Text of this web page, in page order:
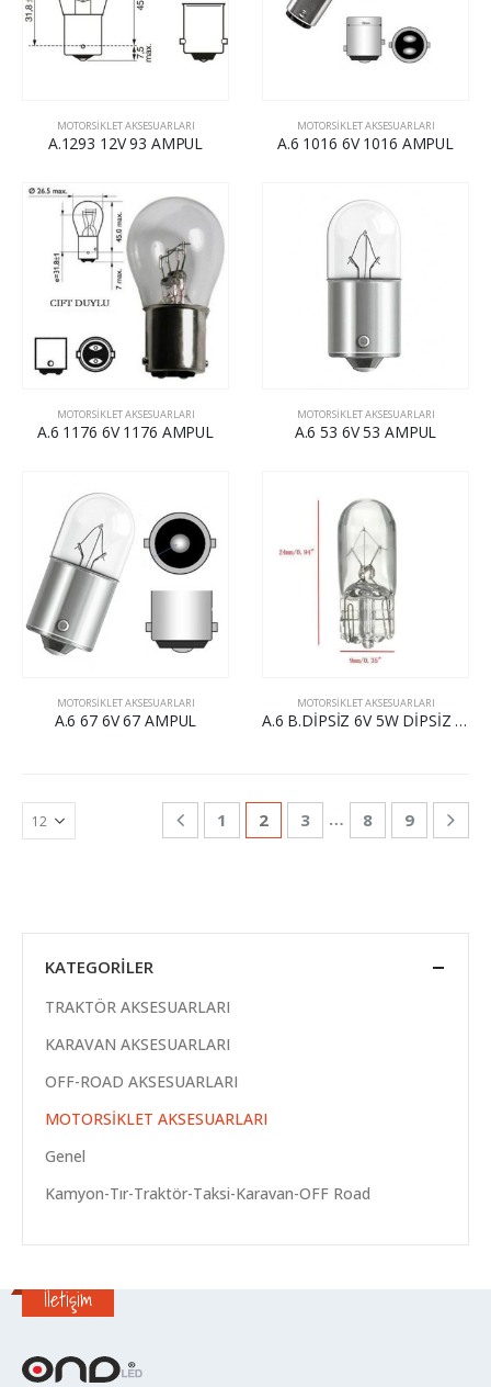
MOTORSİKLET AKSESUARLARI
A.1293 12V 93 AMPUL
MOTORSİKLET AKSESUARLARI
A.6 1016 6V 1016 AMPUL
MOTORSİKLET AKSESUARLARI
A.6 1176 6V 1176 AMPUL
MOTORSİKLET AKSESUARLARI
A.6 53 6V 53 AMPUL
MOTORSİKLET AKSESUARLARI
A.6 67 6V 67 AMPUL
MOTORSİKLET AKSESUARLARI
A.6 B.DİPSİZ 6V 5W DİPSİZ AMPUL
1 2 3 … 8 9
KATEGORILER
TRAKTÖR AKSESUARLARI
KARAVAN AKSESUARLARI
OFF-ROAD AKSESUARLARI
MOTORSİKLET AKSESUARLARI
Genel
Kamyon-Tır-Traktör-Taksi-Karavan-OFF Road
İletişim